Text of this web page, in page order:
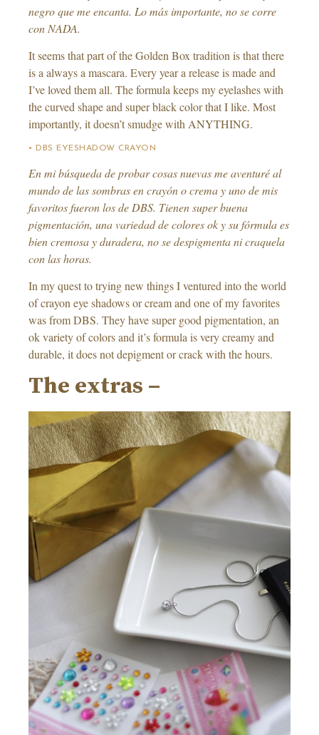
negro que me encanta. Lo más importante, no se corre
con NADA.
It seems that part of the Golden Box tradition is that there
is a always a mascara. Every year a release is made and
I’ve loved them all. The formula keeps my eyelashes with
the curved shape and super black color that I like. Most
importantly, it doesn’t smudge with ANYTHING.
• DBS EYESHADOW CRAYON
En mi búsqueda de probar cosas nuevas me aventuré al
mundo de las sombras en crayón o crema y uno de mis
favoritos fueron los de DBS. Tienen super buena
pigmentación, una variedad de colores ok y su fórmula es
bien cremosa y duradera, no se despigmenta ni craquela
con las horas.
In my quest to trying new things I ventured into the world
of crayon eye shadows or cream and one of my favorites
was from DBS. They have super good pigmentation, an
ok variety of colors and it’s formula is very creamy and
durable, it does not depigment or crack with the hours.
The extras –